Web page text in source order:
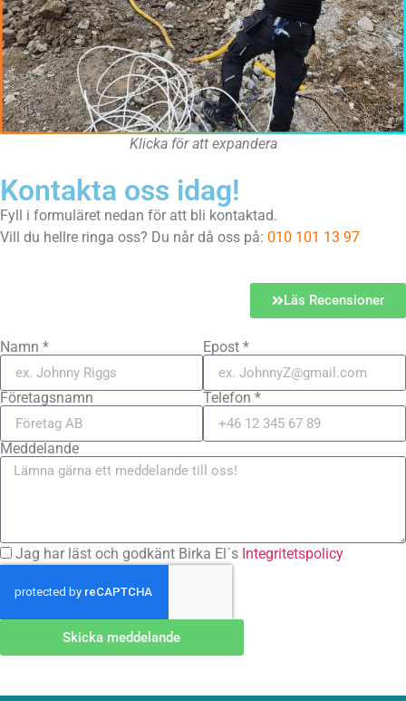
Klicka för att expandera
Kontakta oss idag!
Fyll i formuläret nedan för att bli kontaktad.
Vill du hellre ringa oss? Du når då oss på: 010 101 13 97
Läs Recensioner
Namn * Epost *
Företagsnamn Telefon *
Meddelande
Jag har läst och godkänt Birka El´s Integritetspolicy
Skicka meddelande